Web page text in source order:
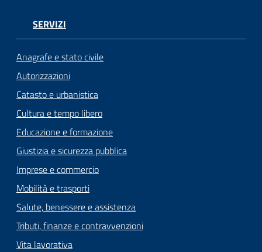
Sportello
telematico
SUE
Tutti
gli
argomenti...
Seguici
su
SERVIZI
Anagrafe e stato civile
Autorizzazioni
Catasto e urbanistica
Cultura e tempo libero
Educazione e formazione
Giustizia e sicurezza pubblica
Imprese e commercio
Mobilità e trasporti
Salute, benessere e assistenza
Tributi, finanze e contravvenzioni
Vita lavorativa